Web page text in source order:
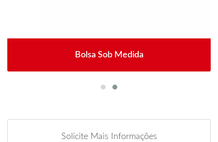
Bolsa Sob Medida
Solicite Mais Informações